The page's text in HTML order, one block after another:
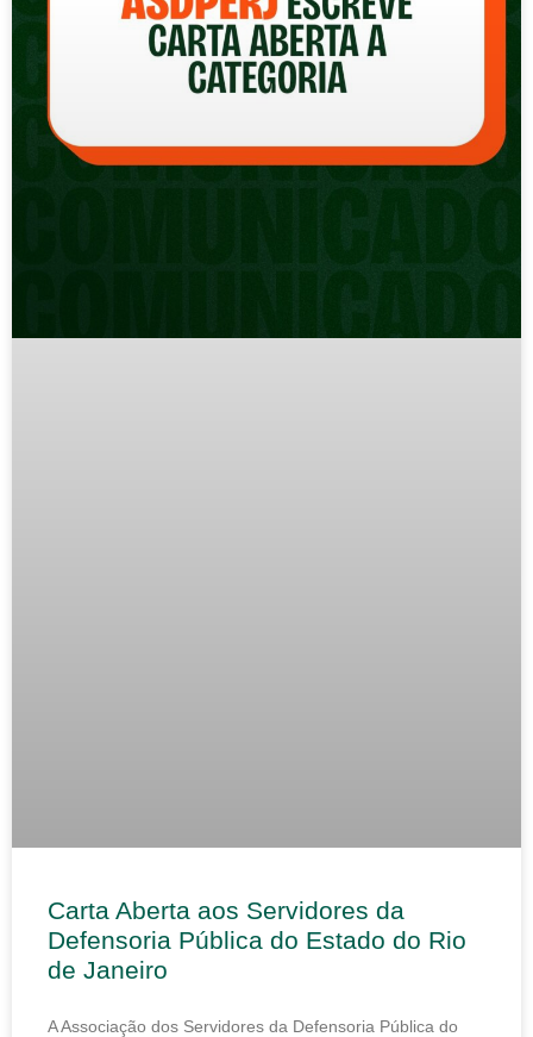
Carta Aberta aos Servidores da
Defensoria Pública do Estado do Rio
de Janeiro
A Associação dos Servidores da Defensoria Pública do